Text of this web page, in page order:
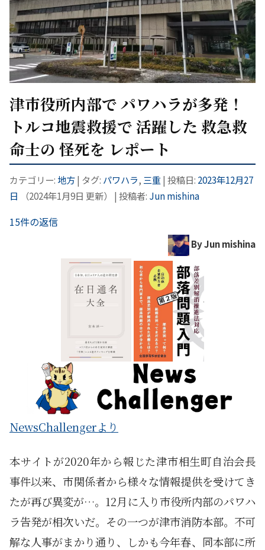
津市役所内部で パワハラが多発！
トルコ地震救援で 活躍した 救急救
命士の 怪死を レポート
カテゴリー: 地方| タグ: パワハラ, 三重| 投稿日: 2023年12月27
日
（2024年1月9日 更新） | 投稿者: Jun mishina
15件の返信
By Jun mishina
NewsChallengerより
本サイトが2020年から報じた津市相生町自治会長
事件以来、市関係者から様々な情報提供を受けてき
たが再び異変が…。12月に入り市役所内部のパワハ
ラ告発が相次いだ。その一つが津市消防本部。不可
解な人事がまかり通り、しかも今年春、同本部に所